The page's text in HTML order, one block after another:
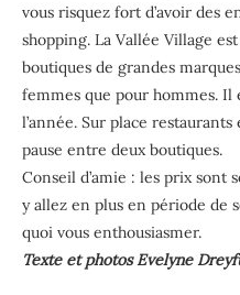
vous risquez fort d’avoir des
shopping. La Vallée Village
boutiques de grandes
femmes que pour hommes. Il
l’année. Sur place
pause entre deux boutiques.
Conseil d’amie : les prix sont
y allez en plus en période de
quoi vous enthousiasmer.
Texte et photos Evelyne